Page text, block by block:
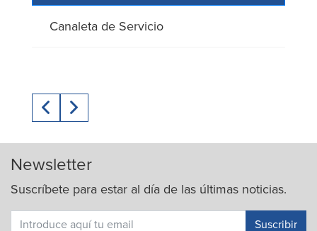
Canaleta de Servicio
prev next
Newsletter
Suscríbete para estar al día de las últimas noticias.